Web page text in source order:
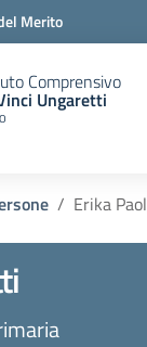
Merito
Comprensivo
Ungaretti
Erika